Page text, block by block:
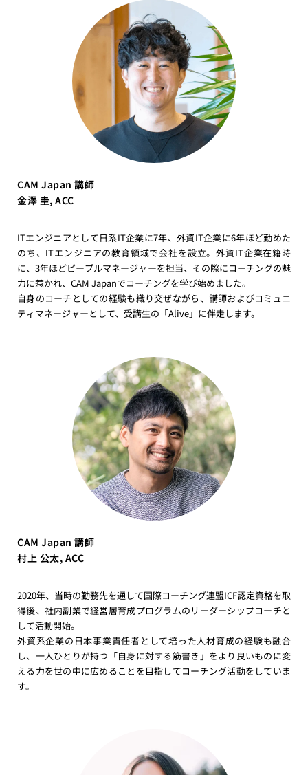
CAM Japan 講師
金澤 圭, ACC
ITエンジニアとして日系IT企業に7年、外資IT企業に6年ほど勤めた
のち、ITエンジニアの教育領域で会社を設立。外資IT企業在籍時
に、3年ほどピープルマネージャーを担当、その際にコーチングの魅
力に惹かれ、CAM Japanでコーチングを学び始めました。
自身のコーチとしての経験も織り交ぜながら、講師およびコミュニ
ティマネージャーとして、受講生の「Alive」に伴走します。
CAM Japan 講師
村上 公太, ACC
2020年、当時の勤務先を通して国際コーチング連盟ICF認定資格を取
得後、社内副業で経営層育成プログラムのリーダーシップコーチと
して活動開始。
外資系企業の日本事業責任者として培った人材育成の経験も融合
し、一人ひとりが持つ「自身に対する筋書き」をより良いものに変
える力を世の中に広めることを目指してコーチング活動をしていま
す。